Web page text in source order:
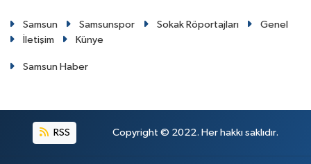
Samsun Samsunspor Sokak Röportajları
Genel
İletişim
Künye
Samsun Haber
RSS Copyright © 2022. Her hakkı saklıdır.